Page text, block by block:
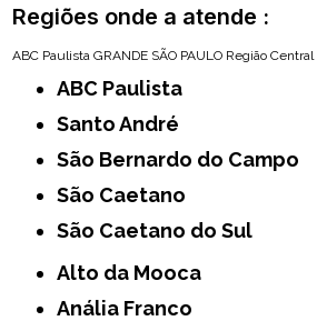
Regiões onde a atende :
ABC Paulista GRANDE SÃO PAULO Região Central
ABC Paulista
Santo André
São Bernardo do Campo
São Caetano
São Caetano do Sul
Alto da Mooca
Anália Franco